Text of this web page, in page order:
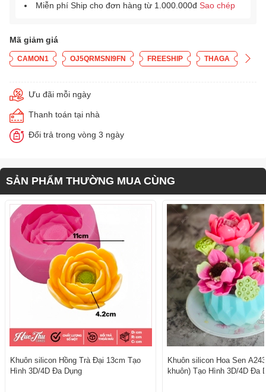
Miễn phí Ship cho đơn hàng từ 1.000.000đ Sao chép
Mã giảm giá
CAMON1 OJ5QRMSNI9FN FREESHIP THAGA
Ưu đãi mỗi ngày
Thanh toán tại nhà
Đổi trả trong vòng 3 ngày
SẢN PHẨM THƯỜNG MUA CÙNG
Khuôn silicon Hồng Trà Đại 13cm Tạo
Hình 3D/4D Đa Dụng
Khuôn silicon Hoa Sen
khuôn) Tạo Hình 3D/4D Đa